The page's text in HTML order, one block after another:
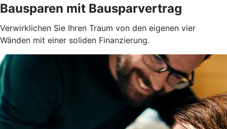
Bausparen mit Bausparvertrag
Verwirklichen Sie Ihren Traum von den eigenen vier
Wänden mit einer soliden Finanzierung.